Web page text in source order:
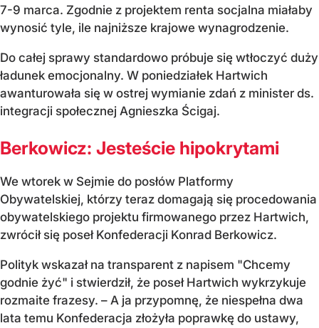
7-9 marca. Zgodnie z projektem renta socjalna miałaby
wynosić tyle, ile najniższe krajowe wynagrodzenie.
Do całej sprawy standardowo próbuje się wtłoczyć duży
ładunek emocjonalny. W poniedziałek Hartwich
awanturowała się w ostrej wymianie zdań z minister ds.
integracji społecznej Agnieszka Ścigaj.
Berkowicz: Jesteście hipokrytami
We wtorek w Sejmie do posłów Platformy
Obywatelskiej, którzy teraz domagają się procedowania
obywatelskiego projektu firmowanego przez Hartwich,
zwrócił się poseł Konfederacji Konrad Berkowicz.
Polityk wskazał na transparent z napisem "Chcemy
godnie żyć" i stwierdził, że poseł Hartwich wykrzykuje
rozmaite frazesy. – A ja przypomnę, że niespełna dwa
lata temu Konfederacja złożyła poprawkę do ustawy,